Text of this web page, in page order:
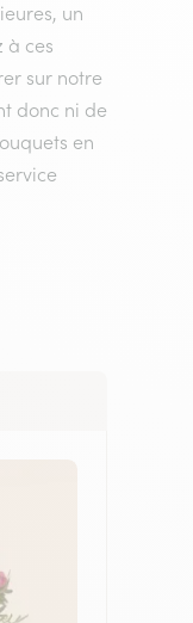
un
à ces
sur notre
donc ni de
en